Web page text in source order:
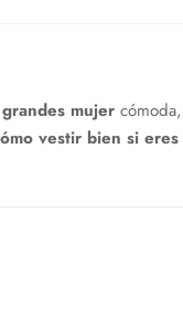
mujer
vestir bien si